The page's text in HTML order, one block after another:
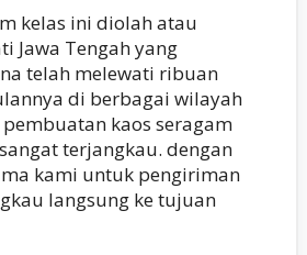
kelas ini diolah atau
Jawa Tengah yang
telah melewati ribuan
di berbagai wilayah
kaos seragam
terjangkau. dengan
kami untuk pengiriman
langsung ke tujuan